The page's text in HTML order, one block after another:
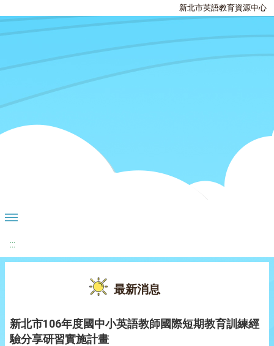
新北市英語教育資源中心
:::
最新消息
新北市106年度國中小英語教師國際短期教育訓練經
驗分享研習實施計畫